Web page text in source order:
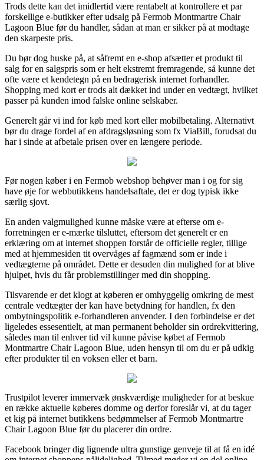
Trods dette kan det imidlertid være rentabelt at kontrollere et par
forskellige e-butikker efter udsalg på Fermob Montmartre Chair
Lagoon Blue før du handler, sådan at man er sikker på at modtage
den skarpeste pris.
Du bør dog huske på, at såfremt en e-shop afsætter et produkt til
salg for en salgspris som er helt ekstremt fremragende, så kunne det
ofte være et kendetegn på en bedragerisk internet forhandler.
Shopping med kort er trods alt dækket ind under en vedtægt, hvilket
passer på kunden imod falske online selskaber.
Generelt går vi ind for køb med kort eller mobilbetaling. Alternativt
bør du drage fordel af en afdragsløsning som fx ViaBill, forudsat du
har i sinde at afbetale prisen over en længere periode.
Før nogen køber i en Fermob webshop behøver man i og for sig
have øje for webbutikkens handelsaftale, det er dog typisk ikke
særlig sjovt.
En anden valgmulighed kunne måske være at efterse om e-
forretningen er e-mærke tilsluttet, eftersom det generelt er en
erklæring om at internet shoppen forstår de officielle regler, tillige
med at hjemmesiden tit overvåges af fagmænd som er inde i
vedtægterne på området. Dette er desuden din mulighed for at blive
hjulpet, hvis du får problemstillinger med din shopping.
Tilsvarende er det klogt at køberen er omhyggelig omkring de mest
centrale vedtægter der kan have betydning for handlen, fx den
ombytningspolitik e-forhandleren anvender. I den forbindelse er det
ligeledes essesentielt, at man permanent beholder sin ordrekvittering,
således man til enhver tid vil kunne påvise købet af Fermob
Montmartre Chair Lagoon Blue, uden hensyn til om du er på udkig
efter produkter til en voksen eller et barn.
Trustpilot leverer immervæk ønskværdige muligheder for at beskue
en række aktuelle køberes domme og derfor foreslår vi, at du tager
et kig på internet butikkens bedømmelser af Fermob Montmartre
Chair Lagoon Blue før du placerer din ordre.
Facebook bringer dig lignende ultra gunstige genveje til at få en idé